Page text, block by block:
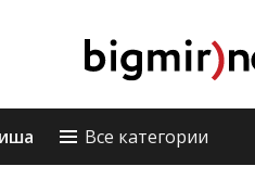
Все категории